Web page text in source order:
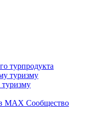
турпродукта
туризму
MAX Сообщество